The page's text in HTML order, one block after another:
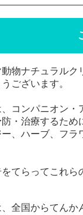
物ナチュラル
ございます。
コンパニオン
・治療するため
、ハーブ、フ
てらってこれ
全国からてん